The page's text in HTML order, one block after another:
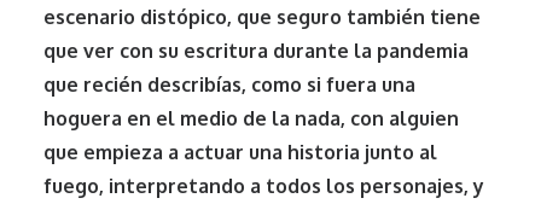
escenario distópico, que seguro también tiene
que ver con su escritura durante la pandemia
que recién describías, como si fuera una
hoguera en el medio de la nada, con alguien
que empieza a actuar una historia junto al
fuego, interpretando a todos los personajes, y